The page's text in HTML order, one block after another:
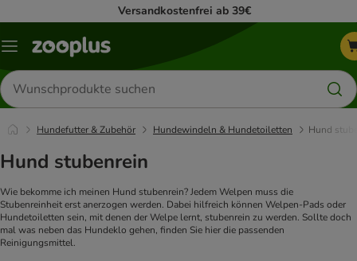
Versandkostenfrei ab 39€
Menü
Produkte
suchen
Hundefutter & Zubehör Hundewindeln & Hundetoiletten Hund
Hund stubenrein
Wie bekomme ich meinen Hund stubenrein? Jedem Welpen muss die
Stubenreinheit erst anerzogen werden. Dabei hilfreich können Welpen-Pads oder
Hundetoiletten sein, mit denen der Welpe lernt, stubenrein zu werden. Sollte doch
mal was neben das Hundeklo gehen, finden Sie hier die passenden
Reinigungsmittel.